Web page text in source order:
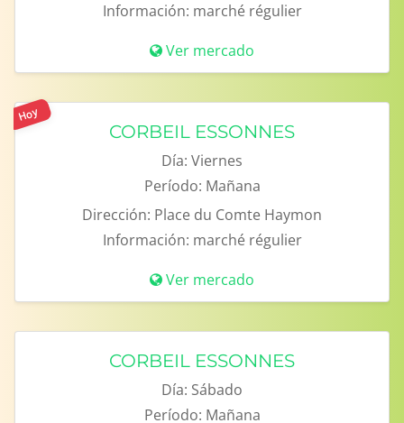
Información: marché régulier
Ver mercado
Hoy
CORBEIL ESSONNES
Día: Viernes
Período: Mañana
Dirección: Place du Comte Haymon
Información: marché régulier
Ver mercado
CORBEIL ESSONNES
Día: Sábado
Período: Mañana